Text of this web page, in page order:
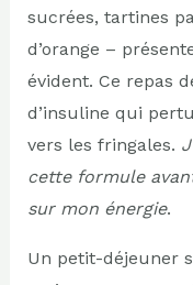
sucrées, tartines
d’orange –
évident. Ce repas
d’insuline qui
vers les fringales.
cette formule
sur mon énergie.
Un petit-déjeuner